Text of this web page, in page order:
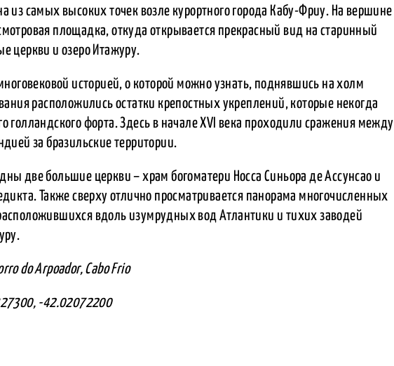
из самых высоких точек возле курортного города Кабу-Фриу. На вершине
площадка, откуда открывается прекрасный вид на старинный
церкви и озеро Итажуру.
историей, о которой можно узнать, поднявшись на холм
расположились остатки крепостных укреплений, которые некогда
голландского форта. Здесь в начале XVI века проходили сражения между
за бразильские территории.
две большие церкви – храм богоматери Носса Синьора де Ассунсао и
Также сверху отлично просматривается панорама многочисленных
вдоль изумрудных вод Атлантики и тихих заводей
do Arpoador, Cabo Frio
-42.02072200